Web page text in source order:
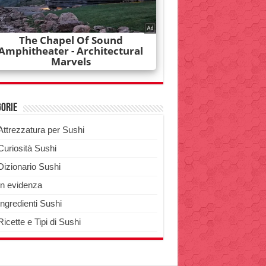
per Sushi
Sushi
Sushi
evidenza
Sushi
e Tipi di Sushi